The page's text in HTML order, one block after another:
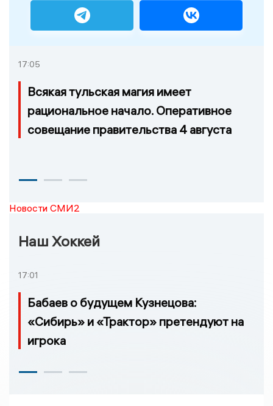
17:05
Всякая тульская магия имеет
рациональное начало. Оперативное
совещание правительства 4 августа
Новости СМИ2
Наш Хоккей
17:01
Бабаев о будущем Кузнецова:
«Сибирь» и «Трактор» претендуют на
игрока